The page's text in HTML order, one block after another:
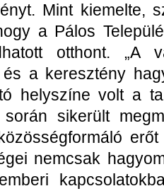
Mint kiemelte,
a Pálos
otthont. „A
a keresztény
helyszíne volt a
sikerült
nemcsak